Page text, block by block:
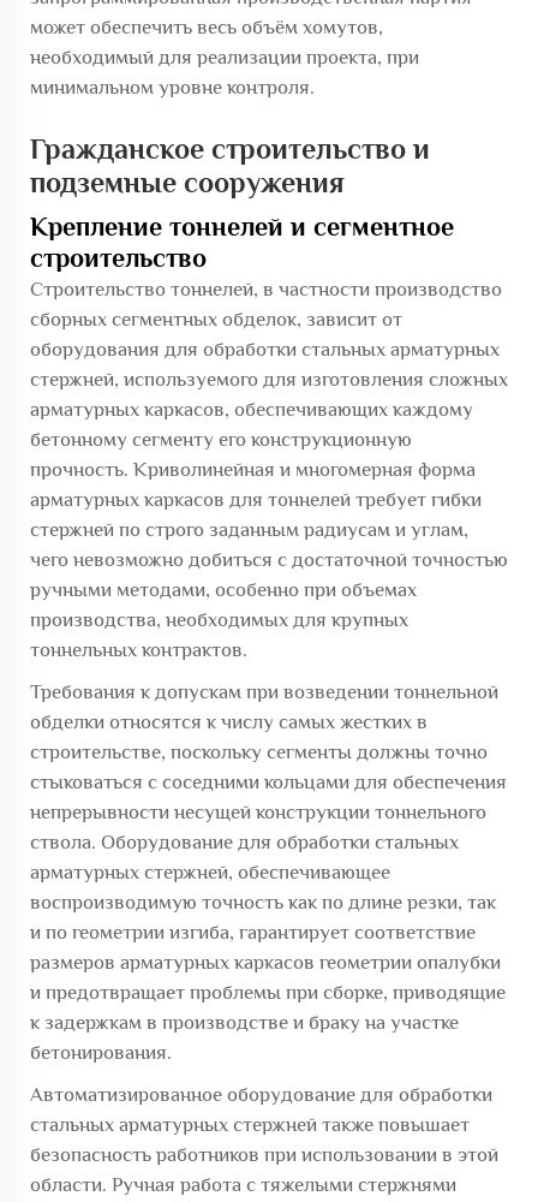
может обеспечить весь объём хомутов,
необходимый для реализации проекта, при
минимальном уровне контроля.
Гражданское строительство и
подземные сооружения
Крепление тоннелей и сегментное
строительство
Строительство тоннелей, в частности производство
сборных сегментных обделок, зависит от
оборудования для обработки стальных арматурных
стержней, используемого для изготовления сложных
арматурных каркасов, обеспечивающих каждому
бетонному сегменту его конструкционную
прочность. Криволинейная и многомерная форма
арматурных каркасов для тоннелей требует гибки
стержней по строго заданным радиусам и углам,
чего невозможно добиться с достаточной точностью
ручными методами, особенно при объемах
производства, необходимых для крупных
тоннельных контрактов.
Требования к допускам при возведении тоннельной
обделки относятся к числу самых жестких в
строительстве, поскольку сегменты должны точно
стыковаться с соседними кольцами для обеспечения
непрерывности несущей конструкции тоннельного
ствола. Оборудование для обработки стальных
арматурных стержней, обеспечивающее
воспроизводимую точность как по длине резки, так
и по геометрии изгиба, гарантирует соответствие
размеров арматурных каркасов геометрии опалубки
и предотвращает проблемы при сборке, приводящие
к задержкам в производстве и браку на участке
бетонирования.
Автоматизированное оборудование для обработки
стальных арматурных стержней также повышает
безопасность работников при использовании в этой
области. Ручная работа с тяжелыми стержнями